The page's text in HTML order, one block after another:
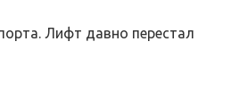
Лифт давно перестал